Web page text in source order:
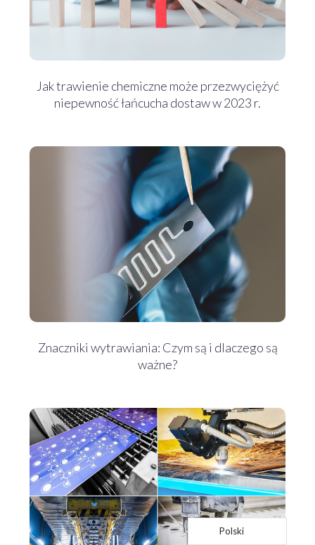
Jak trawienie chemiczne może przezwyciężyć
niepewność łańcucha dostaw w 2023 r.
Znaczniki wytrawiania: Czym są i dlaczego są
ważne?
Polski